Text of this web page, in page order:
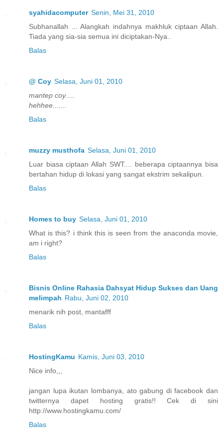
syahidacomputer Senin, Mei 31, 2010
Subhanallah ... Alangkah indahnya makhluk ciptaan Allah.
Tiada yang sia-sia semua ini diciptakan-Nya..
Balas
@ Coy Selasa, Juni 01, 2010
mantep coy.....
hehhee.......
Balas
muzzy musthofa Selasa, Juni 01, 2010
Luar biasa ciptaan Allah SWT.... beberapa ciptaannya bisa
bertahan hidup di lokasi yang sangat ekstrim sekalipun.
Balas
Homes to buy Selasa, Juni 01, 2010
What is this? i think this is seen from the anaconda movie,
am i right?
Balas
Bisnis Online Rahasia Dahsyat Hidup Sukses dan Uang
melimpah Rabu, Juni 02, 2010
menarik nih post, mantafff
Balas
HostingKamu Kamis, Juni 03, 2010
Nice info,,,
jangan lupa ikutan lombanya, ato gabung di facebook dan
twitternya dapet hosting gratis!! Cek di sini
http://www.hostingkamu.com/
Balas